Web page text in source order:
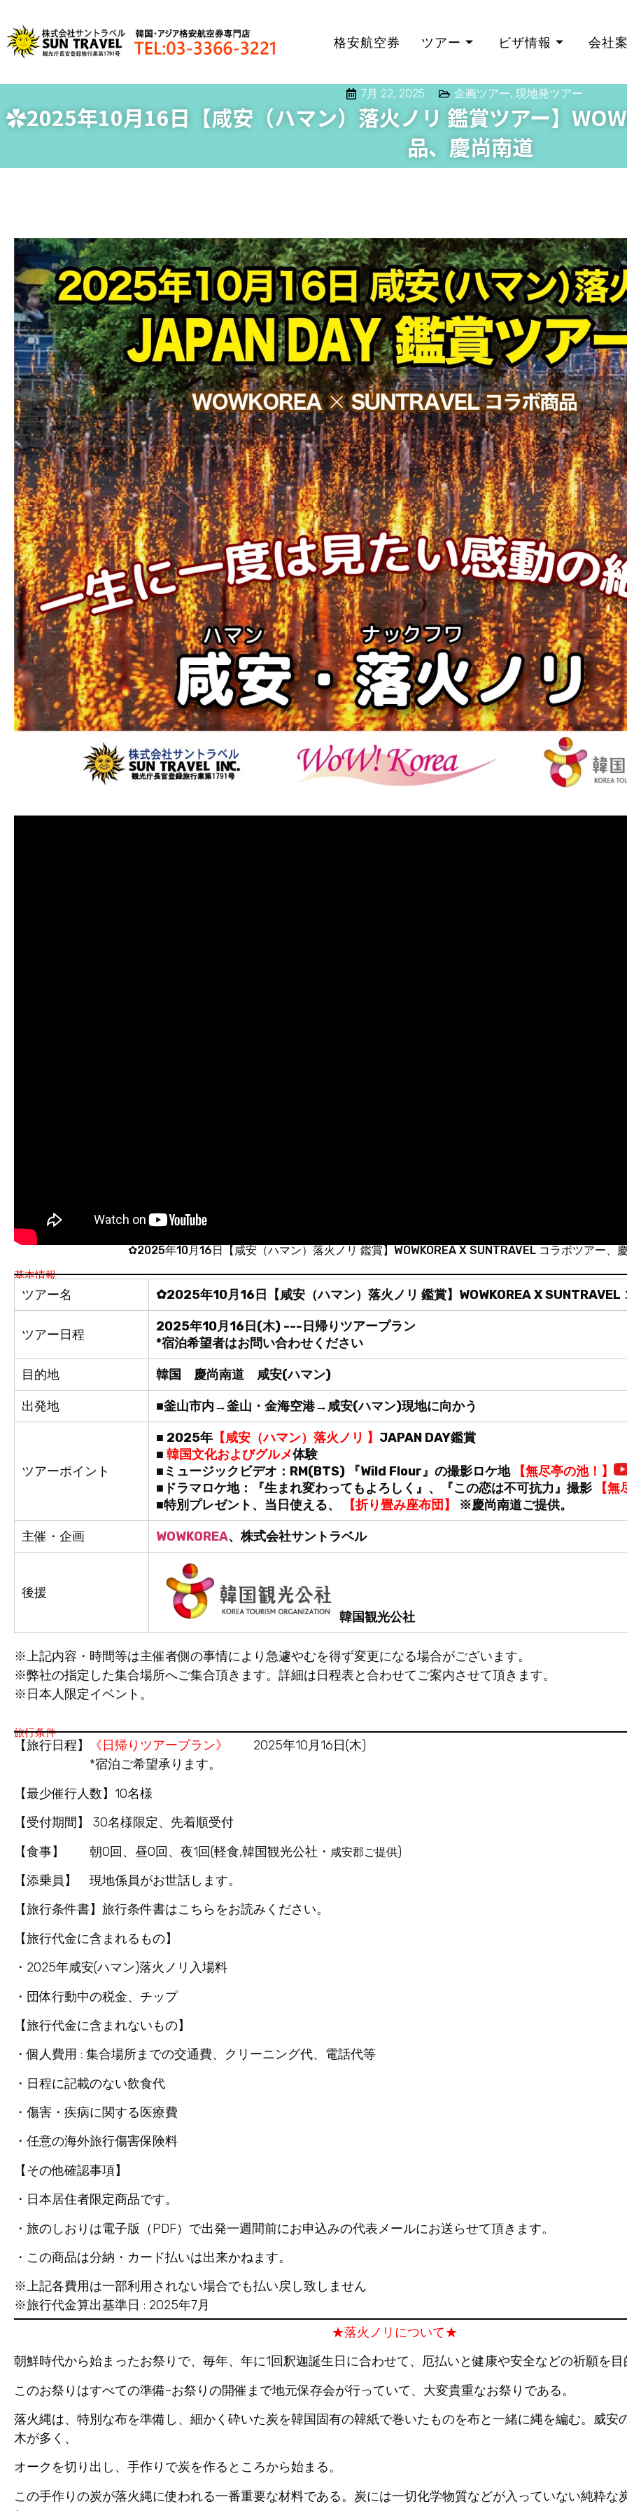
格安航空券 ツアー ビザ情報 会社
7月 22, 2025 企画ツアー, 現地発ツアー
✿2025年10月16日【咸安（ハマン）落火ノリ 鑑賞ツアー】
品、慶尚南道
✿2025年10月16日【咸安（ハマン）落火ノリ 鑑賞】WOWKOREA X SUNTRAVEL コラボツアー、
基本情報
ツアー名 ✿2025年10月16日【咸安（ハマン）落火ノリ 鑑賞】WOWKOREA X SUNTRAVEL
ツアー日程
2025年10月16日(木) ---日帰りツアープラン
*宿泊希望者はお問い合わせください
目的地 韓国 慶尚南道 咸安(ハマン)
出発地 ■釜山市内→釜山・金海空港→咸安(ハマン)現地に向かう
ツアーポイント
■ 2025年 【咸安（ハマン）落火ノリ 】 JAPAN DAY鑑賞
■韓国文化およびグルメ体験
■ミュージックビデオ：RM(BTS) 『Wild Flour』の撮影ロケ地
【無尽亭の池！】
■ドラマロケ地：『生まれ変わってもよろしく』、『この恋は不可抗力』撮影
【
■特別プレゼント、当日使える、
【折り畳み座布団】 ※慶尚南道ご提供。
主催・企画 WOWKOREA、株式会社サントラベル
後援
韓国観光公社
※上記内容・時間等は主催者側の事情により急遽やむを得ず変更になる場合がございます。
※弊社の指定した集合場所へご集合頂きます。詳細は日程表と合わせてご案内させて頂きます。
※日本人限定イベント。
旅行条件
【旅行日程】 《日帰りツアープラン》
2025年10月16日(木)
*宿泊ご希望承ります。
【最少催行人数】10名様
【受付期間】 30名様限定、先着順受付
【食事】 朝0回、昼0回、夜1回(軽食,韓国観光公社・ 咸安郡ご提供)
【添乗員】 現地係員がお世話します。
【旅行条件書】旅行条件書はこちらをお読みください。
【旅行代金に含まれるもの】
・2025年咸安(ハマン)落火ノリ入場料
・団体行動中の税金、チップ
【旅行代金に含まれないもの】
・個人費用 : 集合場所までの交通費、クリーニング代、電話代等
・日程に記載のない飲食代
・傷害・疾病に関する医療費
・任意の海外旅行傷害保険料
【その他確認事項】
・日本居住者限定商品です。
・旅のしおりは電子版（PDF）で出発一週間前にお申込みの代表メールにお送らせて頂きます。
・この商品は分納・カード払いは出来かねます。
※上記各費用は一部利用されない場合でも払い戻し致しません
※旅行代金算出基準日 : 2025年7月
★落火ノリについて★
朝鮮時代から始まったお祭りで、毎年、年に1回釈迦誕生日に合わせて、厄払いと健康や安全などの祈願を
このお祭りはすべての準備~お祭りの開催まで地元保存会が行っていて、大変貴重なお祭りである。
落火縄は、特別な布を準備し、細かく砕いた炭を韓国固有の韓紙で巻いたものを布と一緒に縄を編む。威安
木が多く、
オークを切り出し、手作りで炭を作るところから始まる。
この手作りの炭が落火縄に使われる一番重要な材料である。炭には一切化学物質などが入っていない純粋な